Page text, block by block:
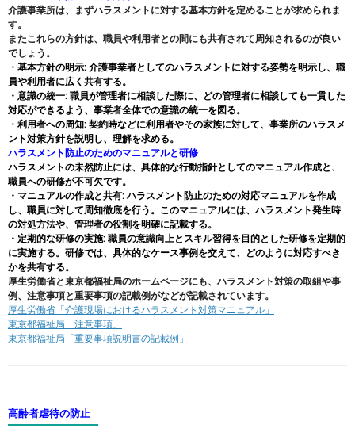
介護事業所は、まずハラスメントに対する基本方針を定めることが求められま
す。
またこれらの方針は、職員や利用者との間にも共有されて周知されるのが良い
でしょう。
・基本方針の明示: 介護事業者としてのハラスメントに対する姿勢を明示し、職
員や利用者に広く共有する。
・ 意識の統一: 職員が管理者に相談した際に、どの管理者に相談しても一貫した
対応ができるよう、事業者全体での意識の統一を図る。
・ 利用者への周知: 契約時などに利用者やその家族に対して、事業所のハラスメ
ント対策方針を説明し、理解を求める。
ハラスメント防止のためのマニュアルと研修
ハラスメントの未然防止には、具体的な行動指針としてのマニュアル作成と、
職員への研修が不可欠です。
・マニュアルの作成と共有: ハラスメント防止のための対応マニュアルを作成
し、職員に対して周知徹底を行う。このマニュアルには、ハラスメント発生時
の対処方法や、管理者の役割を明確に記載する。
・ 定期的な研修の実施: 職員の意識向上とスキル習得を目的とした研修を定期的
に実施する。研修では、具体的なケース事例を交えて、どのように対応すべき
かを共有する。
厚生労働省と東京都福祉局のホームページにも、ハラスメント対策の取組や事
例、注意事項と重要事項の記載例がなどが記載されています。
厚生労働省「介護現場におけるハラスメント対策マニュアル」
東京都福祉局「注意事項」
東京都福祉局「重要事項説明書の記載例」
高齢者虐待の防止